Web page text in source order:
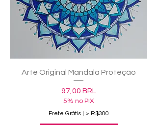
Arte Original Mandala Proteção
Precio
97,00 BRL
5% no PIX
Frete Grátis | > R$300